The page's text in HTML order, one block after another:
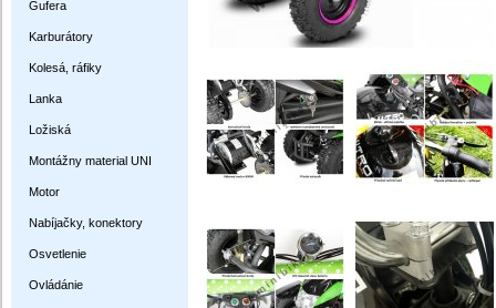
Gufera
Karburátory
Kolesá, ráfiky
Lanka
Ložiská
Montážny material UNI
Motor
Nabíjačky, konektory
Osvetlenie
Ovládánie